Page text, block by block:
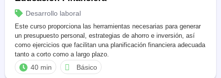
Desarrollo laboral
Este curso proporciona las herramientas necesarias para generar
un presupuesto personal, estrategias de ahorro e inversión, así
como ejercicios que facilitan una planificación financiera adecuada
tanto a corto como a largo plazo.
40 min Básico